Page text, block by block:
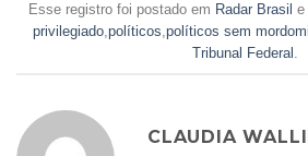
Esse registro foi postado em Radar Brasil e
privilegiado,políticos,políticos sem
Tribunal Federal .
CLAUDIA